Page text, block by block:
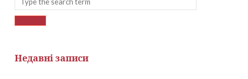
Недавні записи